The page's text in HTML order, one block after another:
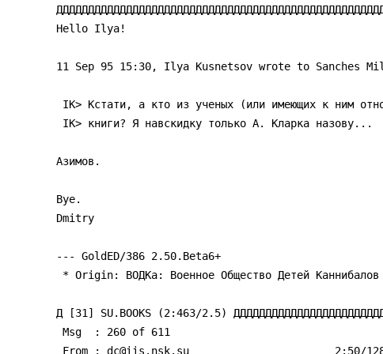
Hello Ilya!
11 Sep 95 15:30, Ilya Kusnetsov wrote to Sanches
Азимов.
Bye.
Dmitry
--- GoldED/386 2.50.Beta6+
Д [31] SU.BOOKS (2:463/2.5)